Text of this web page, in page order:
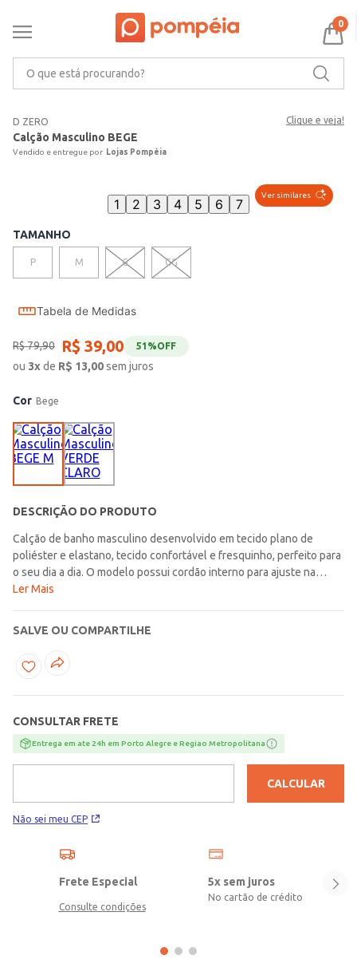
0
D ZERO Clique e veja!
Calção Masculino BEGE
Lojas Pompéia
Ver similares
1 2 3 4 5 6 7
TAMANHO
P M G GG
Tabela de Medidas
R$79,90 R$ 39,00 51%OFF
ou 3xde R$ 13,00sem juros
Cor Bege
DESCRIÇÃO DO PRODUTO
Calção de banho masculino desenvolvido em tecido plano de
poliéster e elastano, tecido confortável e fresquinho, perfeito para
o seu dia a dia. O modelo possui cordão interno para ajuste na
cintura, barra com acabamento simples e bolsos frontais e
criativo ao seu visual. A opção ideal para curtir os dias de verão com
muito estilo e autenticidade!\n\nTecido: Plano\nComposição: 95%
poliéster, 05% elastano
Ler Mais
SALVE OU COMPARTILHE
CONSULTAR FRETE
Entrega em ate 24h em Porto Alegre e Regiao Metropolitana
Não sei meu CEP
CALCULAR
Frete Especial
Consulte condições
5x sem juros
No cartão de crédito